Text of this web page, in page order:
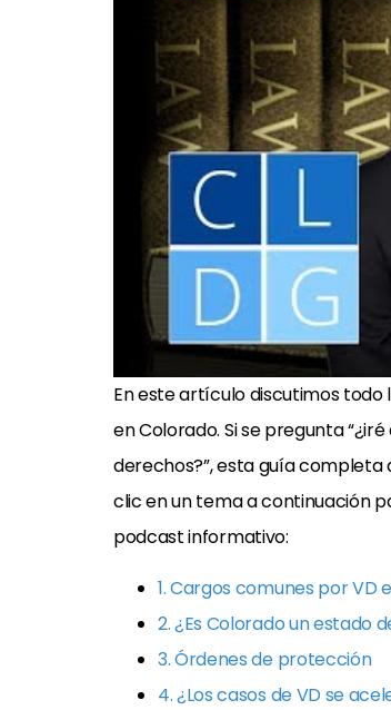
En este artículo discutimos
en Colorado. Si se pregunta
derechos?”, esta guía
clic en un tema a continuación
podcast informativo:
1. Cargos comunes por VD
2. ¿Es Colorado un estado
3. Órdenes de protección
4. ¿Los casos de VD se